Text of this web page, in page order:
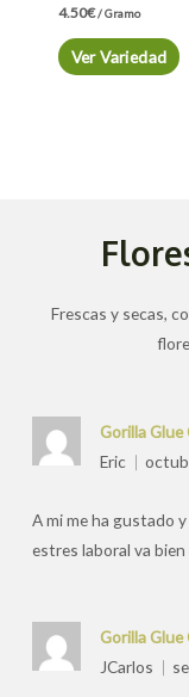
4.50€/ Gramo
Ver Variedad
Frescas y secas,
Gorilla Glue
Eric
A mi me ha gustado
estres laboral va
Gorilla Glue
JCarlos